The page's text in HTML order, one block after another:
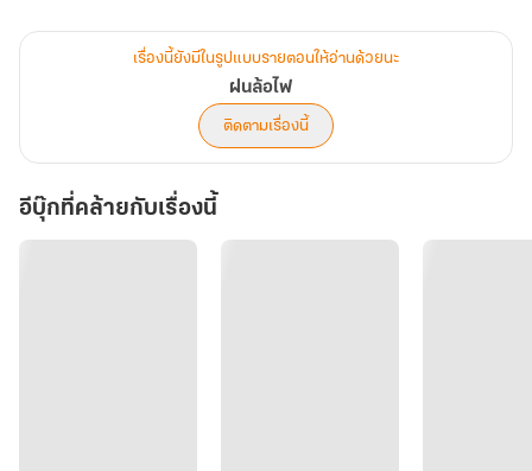
เขาเก่งกว่า... ฉลาดกว่า... เป็นที่รักของทุกคน
จนทำให้ลูกสาวแท้ๆ อย่างเธอ กลายเป็นเงาที่ใครต่อใครมักจะมองข้าม
และเมื่อเขามีแฟนเป็นไฮโซสาวสวยสมบูรณ์แบบ
เรื่องนี้ยังมีในรูปแบบรายตอนให้อ่านด้วยนะ
ฝนล้อไฟ
ติดตามเรื่องนี้
อีบุ๊กที่คล้ายกับเรื่องนี้